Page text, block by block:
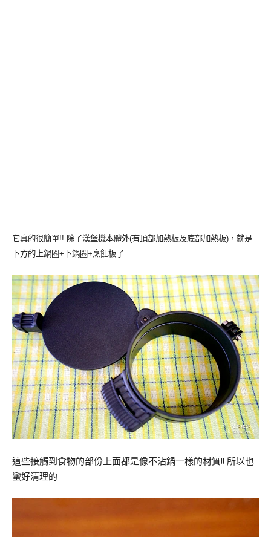
它真的很簡單!! 除了漢堡機本體外(有頂部加熱板及底部加熱板)，就是
下方的上鍋圈+下鍋圈+烹飪板了
這些接觸到食物的部份上面都是像不沾鍋一樣的材質!! 所以也
蠻好清理的